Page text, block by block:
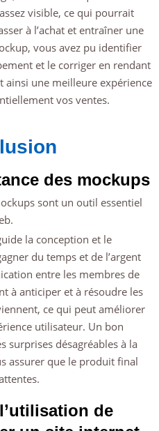
visible, ce qui pourrait
à l’achat et entraîner une
vous avez pu identifier
et le corriger en rendant
ainsi une meilleure expérience
vos ventes.
des mockups
sont un outil essentiel
la conception et le
du temps et de l’argent
entre les membres de
à anticiper et à résoudre les
ce qui peut améliorer
utilisateur. Un bon
surprises désagréables à la
assurer que le produit final
de